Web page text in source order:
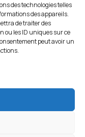
des technologies telles
des appareils.
de traiter des
ou les ID uniques sur ce
peut avoir un